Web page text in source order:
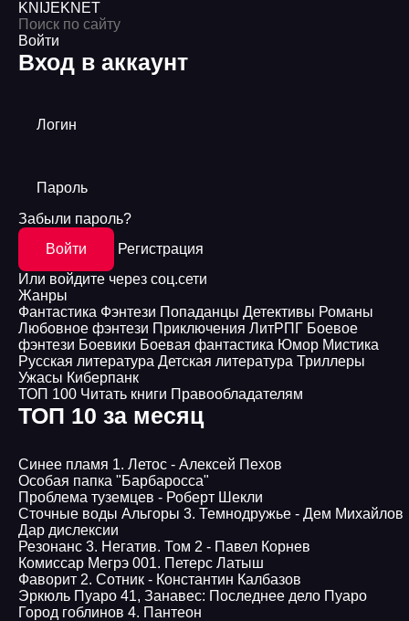
KNIJEKNET
Войти
Вход в аккаунт
Логин
Пароль
Забыли пароль?
Войти
Регистрация
Или войдите через соц.сети
Жанры
Фантастика Фэнтези Попаданцы Детективы Романы
Любовное фэнтези Приключения ЛитРПГ Боевое
фэнтези Боевики Боевая фантастика Юмор Мистика
Русская литература Детская литература Триллеры
Ужасы Киберпанк
ТОП 100 Читать книги Правообладателям
ТОП 10 за месяц
Синее пламя 1. Летос - Алексей Пехов
Особая папка "Барбаросса"
Проблема туземцев - Роберт Шекли
Сточные воды Альгоры 3. Темнодружье - Дем Михайлов
Дар дислексии
Резонанс 3. Негатив. Том 2 - Павел Корнев
Комиссар Мегрэ 001. Петерс Латыш
Фаворит 2. Сотник - Константин Калбазов
Эркюль Пуаро 41, Занавес: Последнее дело Пуаро
Город гоблинов 4. Пантеон